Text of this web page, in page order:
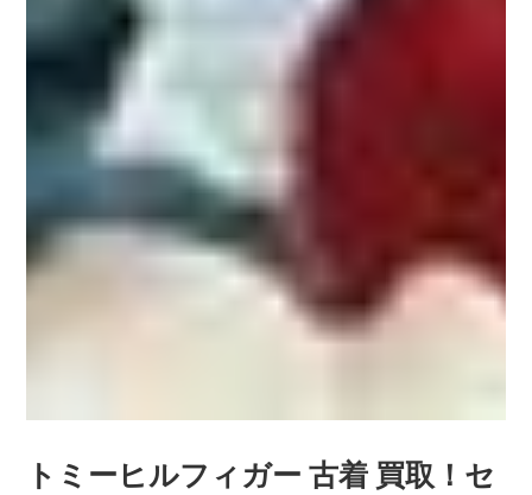
トミーヒルフィガー 古着 買取！セ